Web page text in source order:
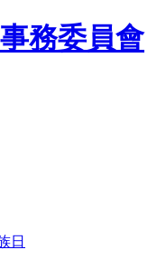
務委員會
日